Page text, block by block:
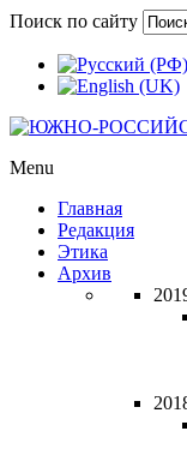
Поиск по сайту
Menu
Главная
Редакция
Этика
Архив